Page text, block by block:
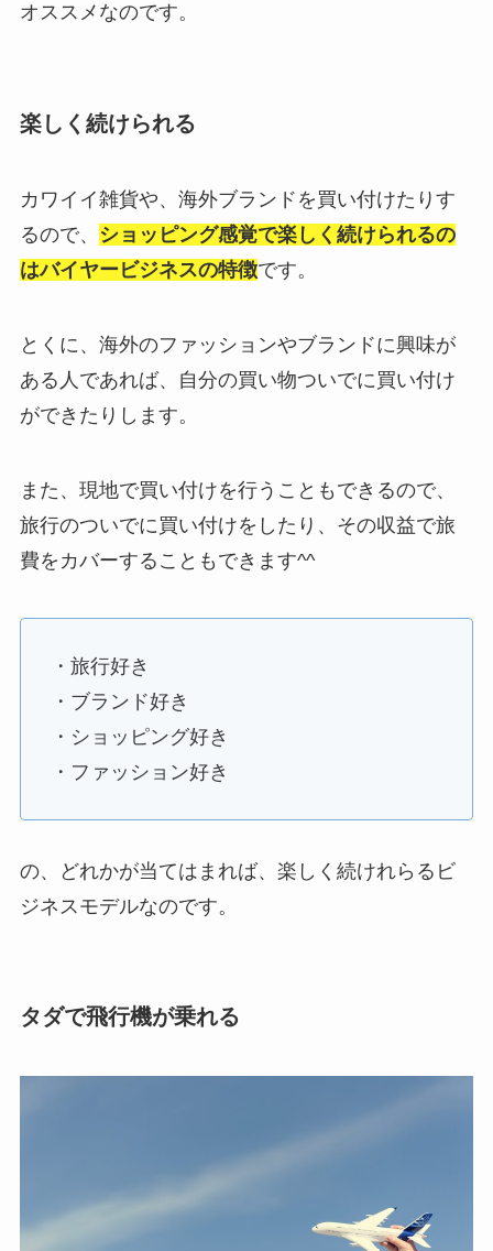
オススメなのです。
楽しく続けられる
カワイイ雑貨や、海外ブランドを買い付けたりす
るので、
ショッピング感覚で楽しく続けられるの
はバイヤービジネスの特徴です。
とくに、海外のファッションやブランドに興味が
ある人であれば、自分の買い物ついでに買い付け
ができたりします。
また、現地で買い付けを行うこともできるので、
旅行のついでに買い付けをしたり、その収益で旅
費をカバーすることもできます^^
・旅行好き
・ブランド好き
・ショッピング好き
・ファッション好き
の、どれかが当てはまれば、楽しく続けれらるビ
ジネスモデルなのです。
タダで飛行機が乗れる